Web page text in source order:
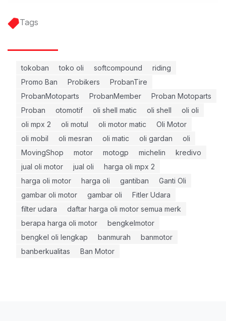
Tags
tokoban toko oli softcompound
riding
Promo Ban
Probikers
ProbanTire
ProbanMotoparts
ProbanMember
Proban Motoparts
Proban
otomotif oli shell matic oli shell
oli oli
oli mpx 2
oli motul oli motor matic
Oli Motor
oli mobil
oli mesran oli matic oli gardan
oli
MovingShop
motor motogp michelin
kredivo
jual oli motor
jual oli
harga oli mpx 2
harga oli motor
harga oli gantiban
Ganti Oli
gambar oli motor
gambar oli
Fitler Udara
filter udara
daftar harga oli motor semua merk
berapa harga oli motor
bengkelmotor
bengkel oli lengkap
banmurah
banmotor
banberkualitas
Ban Motor